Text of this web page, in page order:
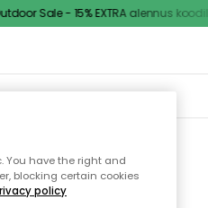
Sale - 15% EXTRA alennus koodilla
You have the right and
blocking certain cookies
policy